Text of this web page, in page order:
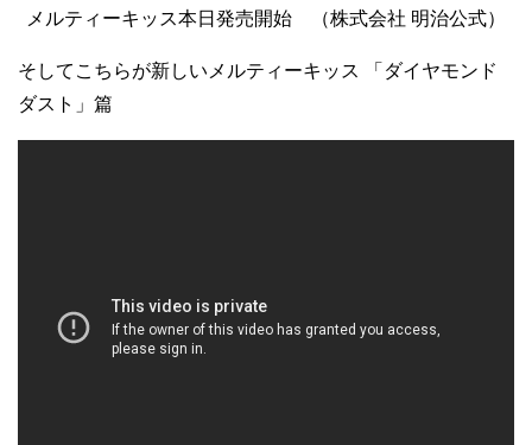
メルティーキッス本日発売開始 （株式会社 明治公式）
そしてこちらが新しいメルティーキッス 「ダイヤモンド
ダスト」篇